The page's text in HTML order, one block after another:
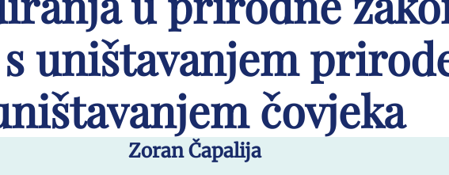
uništavanjem
čovjeka
Zoran Čapalija